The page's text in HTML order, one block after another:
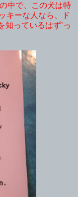
中で、この犬は特
キーな人なら、ド
知っているはず’っ